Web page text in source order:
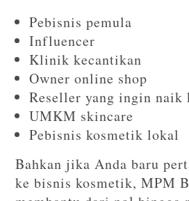
Pebisnis pemula
Influencer
Klinik kecantikan
Owner online shop
Reseller yang ingin naik
UMKM skincare
Pebisnis kosmetik lokal
Bahkan jika Anda baru
ke bisnis kosmetik, MPM